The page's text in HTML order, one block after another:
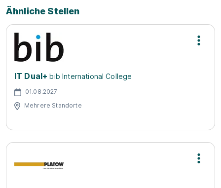
Ähnliche Stellen
IT Dual+ bib International College
01.08.2027
Mehrere Standorte